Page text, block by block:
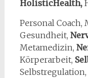
HolisticHealth,
Personal Coach,
Gesundheit,
Metamedizin,
Körperarbeit,
Selbstregulation,